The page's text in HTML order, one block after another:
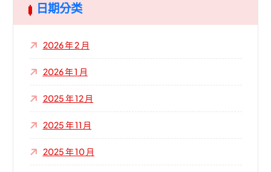
:
日期分类
2026 年 2 月
2026 年 1 月
2025 年 12 月
2025 年 11 月
2025 年 10 月